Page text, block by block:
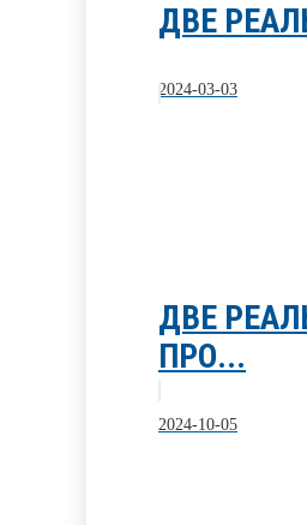
ДВЕ
2024-03-03
ДВЕ
ПРО...
2024-10-05